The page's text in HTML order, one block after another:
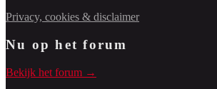
Privacy, cookies & disclaimer
Nu op het forum
Bekijk het forum →